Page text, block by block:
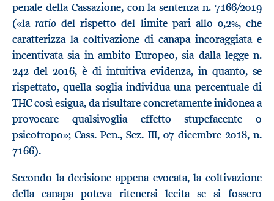
penale della Cassazione, con la sentenza n. 7166/2019
(«laratio del rispetto del limite pari allo 0,2%, che
caratterizza la coltivazione di canapa incoraggiata e
incentivata sia in ambito Europeo, sia dalla legge n.
242 del 2016, è di intuitiva evidenza, in quanto, se
rispettato, quella soglia individua una percentuale di
THC così esigua, da risultare concretamente inidonea a
provocare qualsivoglia effetto stupefacente o
psicotropo»; Cass. Pen., Sez. III, 07 dicembre 2018, n.
7166).
Secondo la decisione appena evocata, la coltivazione
della canapa poteva ritenersi lecita se si fossero